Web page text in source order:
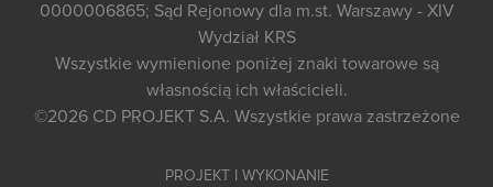
0000006865; Sąd Rejonowy dla m.st. Warszawy - XIV
Wydział KRS
Wszystkie wymienione poniżej znaki towarowe są
własnością ich właścicieli.
©2026 CD PROJEKT S.A. Wszystkie prawa zastrzeżone
PROJEKT I WYKONANIE